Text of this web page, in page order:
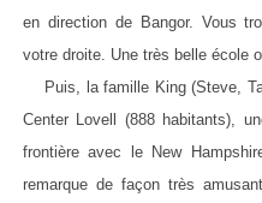
en direction de Bangor. Vous
votre droite. Une très belle école
Puis, la famille King (Steve,
Center Lovell (888 habitants),
frontière avec le New
remarque de façon très